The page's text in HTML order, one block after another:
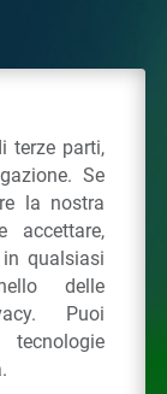
(MI)
&Cookie
terze parti,
Se
la nostra
accettare,
qualsiasi
delle
Puoi